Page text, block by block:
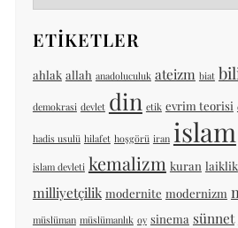
ETIKETLER
ahlak allah anadoluculuk ateizm biat
demokrasi devlet din etik evrim teorisi
hadis usulü hilafet hoşgörü iran islam
islam devleti kemalizm kuran laiklik
milliyetçilik modernite modernizm
müslüman müslümanlık oy sinema sünnet